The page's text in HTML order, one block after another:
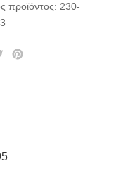
προϊόντος: 230-
T